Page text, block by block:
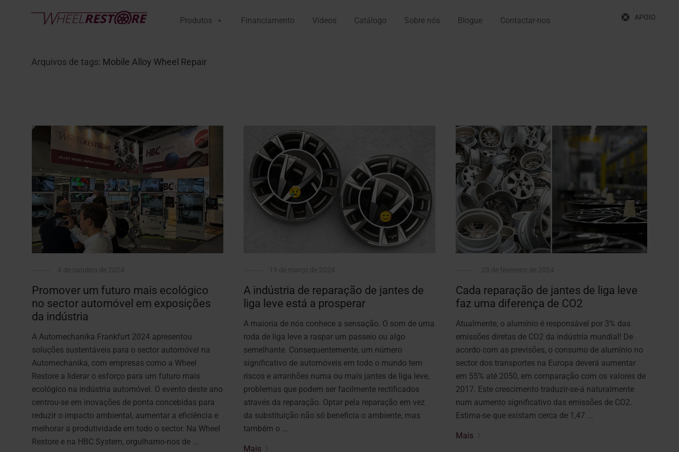
Produtos Financiamento Vídeos Catálogo Sobre nós Blogue Contactar-nos APOIO
Arquivos de tags: Mobile Alloy Wheel Repair
Promover um futuro mais ecológico
no sector automóvel em exposições
da indústria
A Automechanika Frankfurt 2024 apresentou
soluções sustentáveis para o sector automóvel na
Automechanika, com empresas como a Wheel
Restore a liderar o esforço para um futuro mais
ecológico na indústria automóvel. O evento deste ano
centrou-se em inovações de ponta concebidas para
reduzir o impacto ambiental, aumentar a eficiência e
melhorar a produtividade em todo o sector. Na Wheel
Restore e na HBC System, orgulhamo-nos de ...
A indústria de reparação de jantes de
liga leve está a prosperar
A maioria de nós conhece a sensação. O som de uma
roda de liga leve a raspar um passeio ou algo
semelhante. Consequentemente, um número
significativo de automóveis em todo o mundo tem
riscos e arranhões numa ou mais jantes de liga leve,
problemas que podem ser facilmente rectificados
através da reparação. Optar pela reparação em vez
da substituição não só beneficia o ambiente, mas
também o ...
Mais
Cada reparação de jantes de liga leve
faz uma diferença de CO2
Atualmente, o alumínio é responsável por 3% das
emissões diretas de CO2 da indústria mundial! De
acordo com as previsões, o consumo de alumínio no
sector dos transportes na Europa deverá aumentar
em 55% até 2050, em comparação com os valores de
2017. Este crescimento traduzir-se-á naturalmente
num aumento significativo das emissões de CO2.
Estima-se que existam cerca de 1,47 ...
Mais